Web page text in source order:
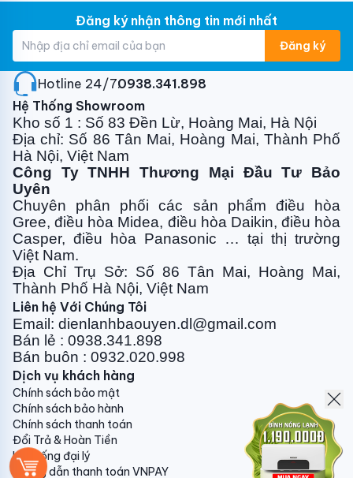
Tham khảo hình ảnh thực tế đèn sưởi phòng tắm
Heizen mini chống chói mắt toàn phần HEIT-5
Đăng ký nhận thông tin mới nhất
Đăng ký
Hotline 24/7:0938.341.898
Hệ Thống Showroom
Kho số 1 : Số 83 Đền Lừ, Hoàng Mai, Hà Nội
Địa chỉ: Số 86 Tân Mai, Hoàng Mai, Thành Phố
Hà Nội, Việt Nam
Công Ty TNHH Thương Mại Đầu Tư Bảo
Uyên
Chuyên phân phối các sản phẩm điều hòa
Gree, điều hòa Midea, điều hòa Daikin, điều hòa
Casper, điều hòa Panasonic … tại thị trường
Việt Nam.
Địa Chỉ Trụ Sở: Số 86 Tân Mai, Hoàng Mai,
Thành Phố Hà Nội, Việt Nam
Liên hệ Với Chúng Tôi
Email: dienlanhbaouyen.dl@gmail.com
Bán lẻ : 0938.341.898
Bán buôn : 0932.020.998
Dịch vụ khách hàng
Chính sách bảo mật
Chính sách bảo hành
Chính sách thanh toán
Đổi Trả & Hoàn Tiền
Hệ thống đại lý
Hướng dẫn thanh toán VNPAY